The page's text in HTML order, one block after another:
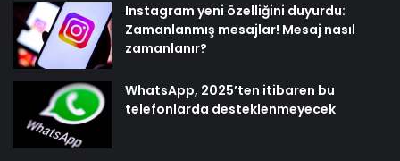
Instagram yeni özelliğini duyurdu:
Zamanlanmış mesajlar! Mesaj nasıl
zamanlanır?
WhatsApp, 2025’ten itibaren bu
telefonlarda desteklenmeyecek